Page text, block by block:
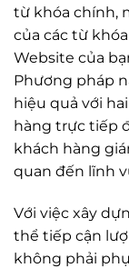
từ khóa chính,
của các từ
Website của
Phương pháp
hiệu quả với
hàng trực tiếp
khách hàng
quan đến lĩnh
Với việc xây
thể tiếp cận
không phải